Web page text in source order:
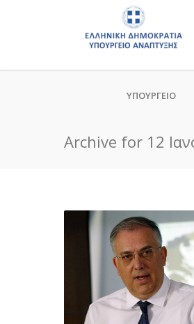
ΥΠΟΥΡΓΕΙΟ
Archive for 12